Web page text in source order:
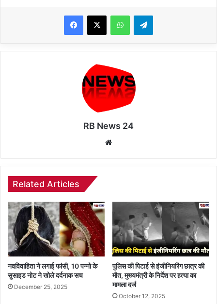
WhatsAppTelegram
RB News 24
Related Articles
नवविवाहिता ने लगाई फांसी, 10 पन्नो के
सुसाइड नोट ने खोले दर्दनाक सच
December 25, 2025
पुलिस की पिटाई से इंजीनियरिंग छात्र की
मौत, मुख्यमंत्री के निर्देश पर हत्या का
मामला दर्ज
October 12, 2025